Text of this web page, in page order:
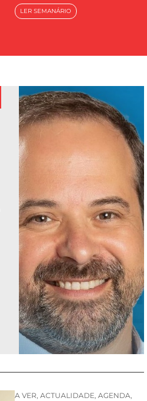
LER SEMANÁRIO
A VER, ACTUALIDADE, AGENDA,